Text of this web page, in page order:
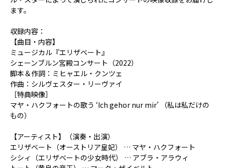
ます。
収録内容：
【曲目・内容】
ミュージカル『エリザベート』
シェーンブルン宮殿コンサート（2022）
脚本＆作詞：ミヒャエル・クンツェ
作曲：シルヴェスター・リーヴァイ
［特典映像］
マヤ・ハクフォートの歌う ‘Ich gehor nur mir’ （私は私だけの
もの）
【アーティスト】（演奏・出演）
エリザベート（オーストリア皇妃） … マヤ・ハクフォート
シシィ（エリザベートの少女時代） … アブラ・アラウィ